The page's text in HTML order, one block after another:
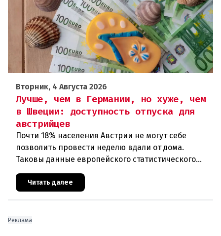
Вторник, 4 Августа 2026
Лучше, чем в Германии, но хуже, чем
в Швеции: доступность отпуска для
австрийцев
Почти 18% населения Австрии не могут себе
позволить провести неделю вдали от дома.
Таковы данные европейского статистического
агентства Eurostat за 2025 год. И хотя ситуация в
стране выглядит лучше ср
Читать далее
Реклама